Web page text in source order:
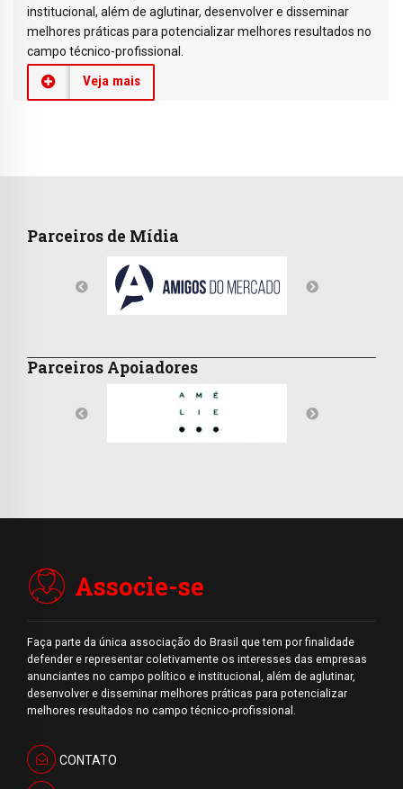
institucional, além de aglutinar, desenvolver e disseminar
melhores práticas para potencializar melhores resultados no
campo técnico-profissional.
Veja mais
Parceiros de Mídia
Parceiros Apoiadores
Associe-se
Faça parte da única associação do Brasil que tem por finalidade
defender e representar coletivamente os interesses das empresas
anunciantes no campo político e institucional, além de aglutinar,
desenvolver e disseminar melhores práticas para potencializar
melhores resultados no campo técnico-profissional.
CONTATO